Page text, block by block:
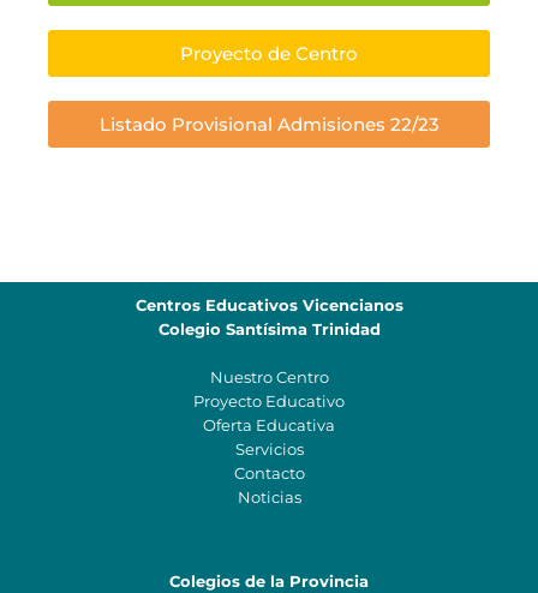
Proyecto de Centro
Listado Provisional Admisiones 22/23
Centros Educativos Vicencianos
Colegio Santísima Trinidad
Nuestro Centro
Proyecto Educativo
Oferta Educativa
Servicios
Contacto
Noticias
Colegios de la Provincia